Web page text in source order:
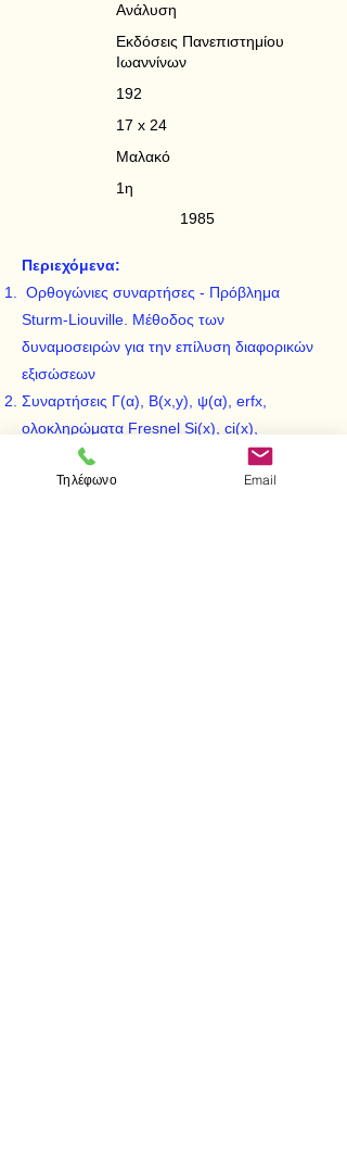
Ανάλυση
Εκδόσεις Πανεπιστημίου
Ιωαννίνων
192
17 x 24
Μαλακό
1η
1985
Περιεχόμενα:
Ορθογώνιες συναρτήσες - Πρόβλημα
Sturm-Liouville. Μέθοδος των
δυναμοσειρών για την επίλυση διαφορικών
εξισώσεων
Συναρτήσεις Γ(α), Β(x,y), ψ(α), erfx,
ολοκληρώματα Fresnel Si(x), ci(x),
ασυμπτωτικές σειρές
Συναρτήσεις Bessel
Τηλέφωνο Email